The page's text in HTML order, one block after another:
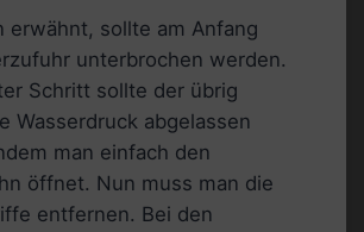
erwähnt, sollte am Anfang
unterbrochen werden.
Schritt sollte der übrig
Wasserdruck abgelassen
man einfach den
öffnet. Nun muss man die
entfernen. Bei den